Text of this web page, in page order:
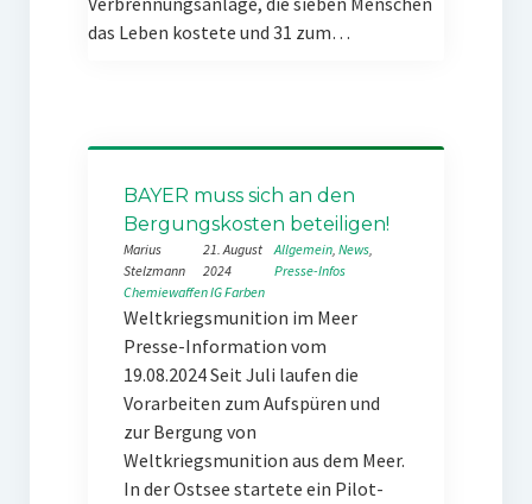
das Leben kostete und 31 zum…
BAYER muss sich an den
Bergungskosten beteiligen!
Marius
Stelzmann
21. August
2024
Allgemein, News
Presse-Infos
ChemiewaffenIG Farben
Weltkriegsmunition im Meer
Presse-Information vom
19.08.2024 Seit Juli laufen die
Vorarbeiten zum Aufspüren und
zur Bergung von
Weltkriegsmunition aus dem Meer.
In der Ostsee startete ein Pilot-